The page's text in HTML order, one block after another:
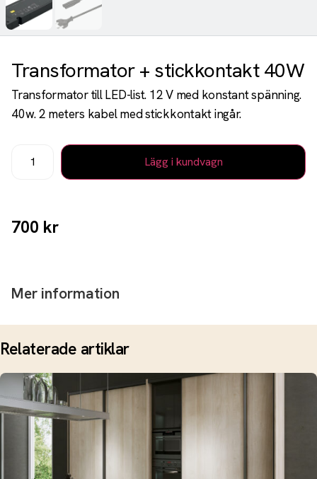
Transformator + stickkontakt 40W
Transformator till LED-list. 12 V med konstant spänning.
40w. 2 meters kabel med stickkontakt ingår.
Lägg i kundvagn
700 kr
Mer information
Relaterade artiklar